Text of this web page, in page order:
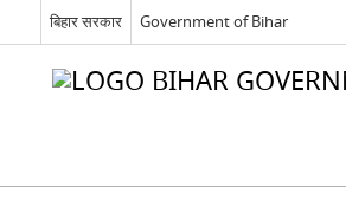
बिहार सरकार Government of Bihar